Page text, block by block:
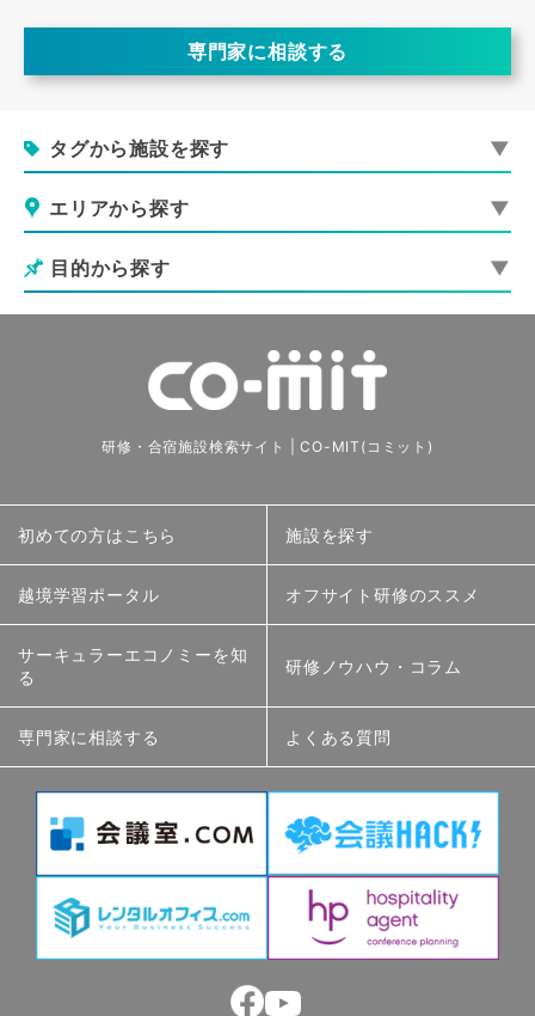
専門家に相談する
タグから施設を探す
エリアから探す
目的から探す
研修・合宿施設検索サイト | CO-MIT(コミット)
初めての方はこちら 施設を探す
越境学習ポータル オフサイト研修のススメ
サーキュラーエコノミーを知
る
研修ノウハウ・コラム
専門家に相談する よくある質問